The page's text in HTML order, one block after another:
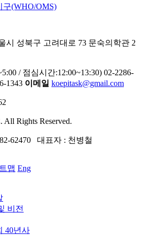
구(WHO/OMS)
시 성북구 고려대로 73 문숙의학관 2
/ 점심시간:12:00~13:30) 02-2286-
1343 이메일 koepitask@gmail.com
Rights Reserved.
62470 대표자 : 천병철
맵 Eng
비전
40년사